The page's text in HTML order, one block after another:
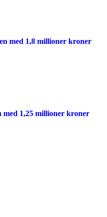
med 1,8 millioner kroner
med 1,25 millioner kroner